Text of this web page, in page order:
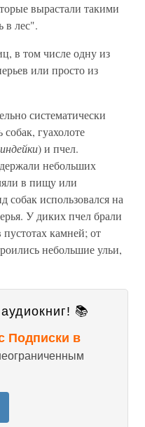
вырастали такими
в лес".
в том числе одну из
или просто из
систематически
гуахолоте
) и пчел.
небольших
в пищу или
использовался на
У диких пчел брали
камней; от
небольшие ульи,
📚
Подписки в